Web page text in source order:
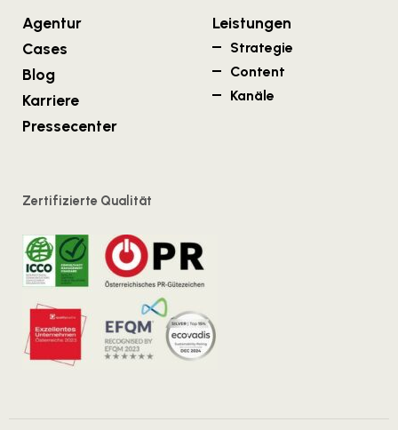
Agentur
Cases
Blog
Karriere
Pressecenter
Leistungen
Strategie
Content
Kanäle
Zertifizierte Qualität